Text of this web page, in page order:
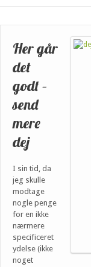
Her går
det
godt –
send
mere
dej
I sin tid, da
jeg skulle
modtage
nogle penge
for en ikke
nærmere
specificeret
ydelse (ikke
noget